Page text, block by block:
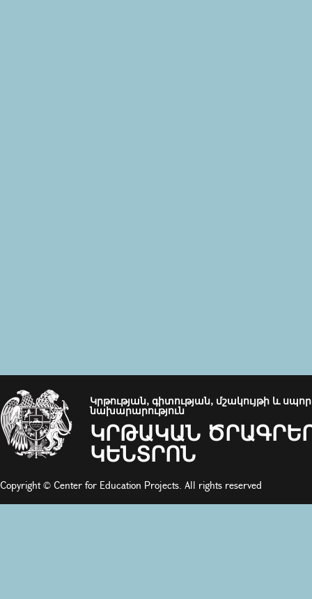
Կրթության, գիտության, մշակույթի և
նախարարություն
ԿՐԹԱԿԱՆ
ԿԵՆՏՐՈՆ
Copyright © Center for Education Projects. All rights reserved